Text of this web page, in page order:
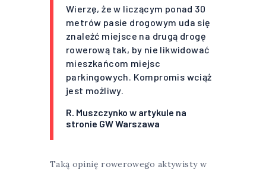
Wierzę, że w liczącym ponad 30
metrów pasie drogowym uda się
znaleźć miejsce na drugą drogę
rowerową tak, by nie likwidować
mieszkańcom miejsc
parkingowych. Kompromis wciąż
jest możliwy.
R. Muszczynko w artykule na
stronie GW Warszawa
Taką opinię rowerowego aktywisty w